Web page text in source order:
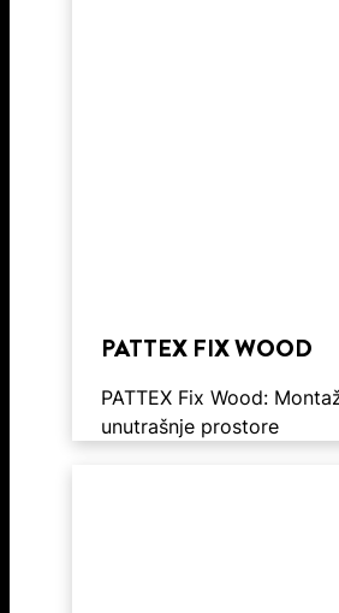
PATTEX FIX WOOD
PATTEX Fix Wood:
unutrašnje prostore